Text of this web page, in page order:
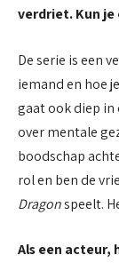
verdriet. Kun je
De serie is een
iemand en hoe
gaat ook diep in
over mentale
boodschap
rol en ben de
Dragonspeelt.
Als een acteur,